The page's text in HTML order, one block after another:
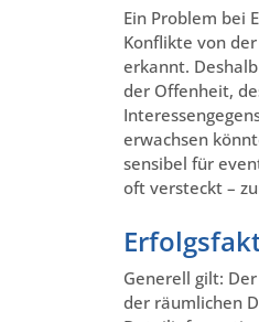
Ein Problem bei
Konflikte von
erkannt.
der Offenheit,
erwachsen
sensibel für
oft versteckt –
Generell gilt:
der räumlichen